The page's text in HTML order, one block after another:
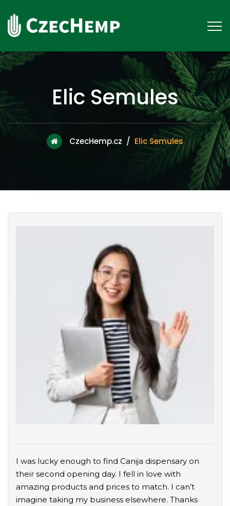
Elic Semules
CzecHemp.cz / Elic Semules
I was lucky enough to find Canija dispensary on
their second opening day. I fell in love with
amazing products and prices to match. I can’t
imagine taking my business elsewhere. Thanks